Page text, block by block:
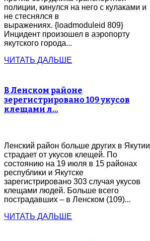
полиции, кинулся на него с кулаками и
не стеснялся в
выражениях. {loadmoduleid 809}
Инцидент произошел в аэропорту
якутского города...
ЧИТАТЬ ДАЛЬШЕ
В Ленском районе
зерегистрировано 109 укусов
клещами л…
Ленский район больше других в Якутии
страдает от укусов клещей. По
состоянию на 19 июля в 15 районах
республики и Якутске
зарегистрировано 303 случая укусов
клещами людей. Больше всего
пострадавших – в Ленском (109)...
ЧИТАТЬ ДАЛЬШЕ